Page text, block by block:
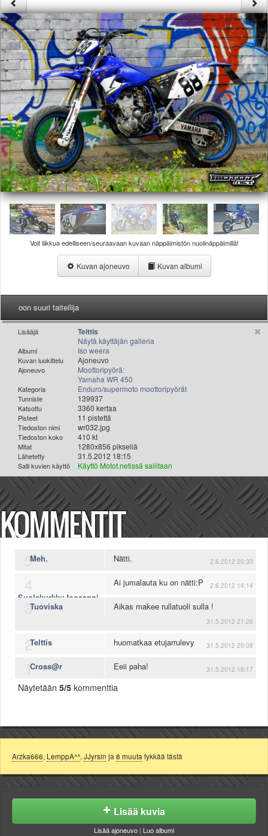
Säännöt ja ohjeet
Uudet ajoneuvot
Uudet kuvat
Uudet videot
Uudet kommentit
MYYDÄÄN
Haku
Ohjeet
Ajoneuvot
Osat
TIETOPANKKI
TAPAHTUMAT
MP15 kuvia
MP14 kuvia
MP13 kuvia
ACS 2015 kuvia
Lisää uusi tapahtuma
UUTISET
Valitse paikkakunta
Tampereen sää
Turun sää
Oulun sää
Kuopion sää
Rovaniemen sää
MUUT
VIP-jäsenyys
Paidat ja vaatteet
Suunnittele oma paita
Mainostus
Palaute
Kevytversio
Voit liikkua edelliseen/seuraavaan kuvaan näppäimistön nuolinäppäimillä!
Kuvan ajoneuvo Kuvan albumi
oon suuri taiteilija
Lisääjä Telttis
Näytä käyttäjän galleria
Albumi Iso weera
Kuvan luokittelu Ajoneuvo
Ajoneuvo
Moottoripyörä:
Yamaha WR 450
Kategoria Enduro/supermoto moottoripyörät
Tunniste 139937
Katsottu 3360 kertaa
Pisteet 11 pistettä
Tiedoston nimi wr032.jpg
Tiedoston koko 410 kt
Mitat 1280x856 pikseliä
Lähetetty 31.5.2012 18:15
Salli kuvien käyttö Käyttö Motot.netissä sallitaan
KOMMENTIT
5
Meh. Nätti. 2.6.2012 20:33
4
SuolakurkkuJooseppi
Ai jumalauta ku on nätti:P 2.6.2012 14:14
3
Tuoviska Aikas makee rullatuoli sulla !
31.5.2012 21:26
2Telttis huomatkaa etujarrulevy 31.5.2012 20:08
1
Cross@r Eeii paha! 31.5.2012 19:17
Näytetään 5/5 kommenttia
Arzka666, LemppA^^, JJyrsin ja 8 muuta tykkää tästä
Lisää kuvia
Lisää ajoneuvo | Luo albumi